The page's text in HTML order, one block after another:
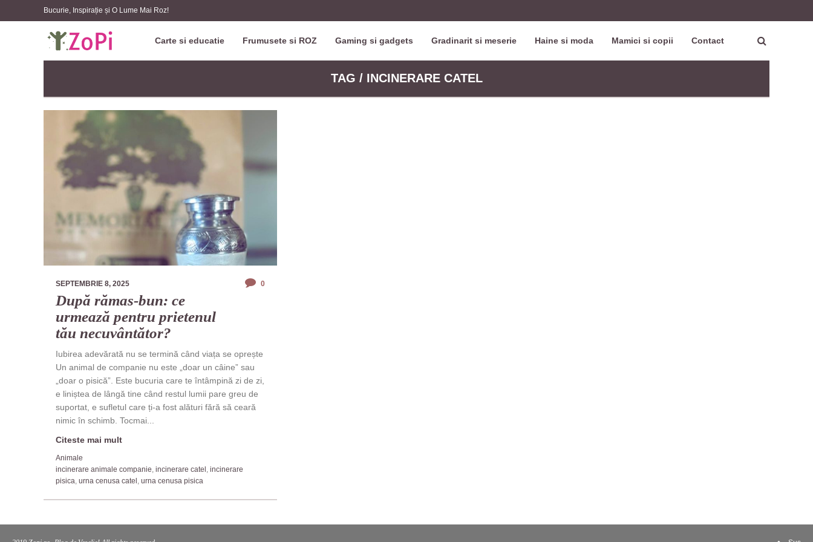
Bucurie, Inspirație și O Lume Mai Roz!
Carte si educatie Frumusete si ROZ Gaming si gadgets Gradinarit si meserie Haine si moda Mamici si copii Contact
TAG / INCINERARE CATEL
SEPTEMBRIE 8, 2025 0
După rămas-bun: ce
urmează pentru prietenul
tău necuvântător?
Iubirea adevărată nu se termină când viața se oprește
Un animal de companie nu este „doar un câine” sau
„doar o pisică”. Este bucuria care te întâmpină zi de zi,
e liniștea de lângă tine când restul lumii pare greu de
suportat, e sufletul care ți-a fost alături fără să ceară
nimic în schimb. Tocmai...
Citeste mai mult
Animale
incinerare animale companie, incinerare catel , incinerare
pisica, urna cenusa catel , urna cenusa pisica